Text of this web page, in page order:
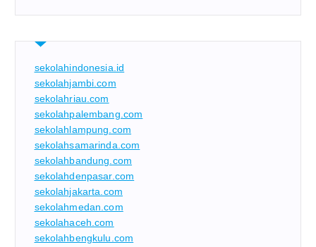
sekolahindonesia.id
sekolahjambi.com
sekolahriau.com
sekolahpalembang.com
sekolahlampung.com
sekolahsamarinda.com
sekolahbandung.com
sekolahdenpasar.com
sekolahjakarta.com
sekolahmedan.com
sekolahaceh.com
sekolahbengkulu.com